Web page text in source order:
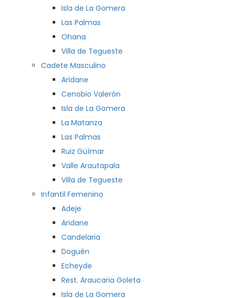
Isla de La Gomera
Las Palmas
Ohana
Villa de Tegueste
Cadete Masculino
Aridane
Cenobio Valerón
Isla de La Gomera
La Matanza
Las Palmas
Ruiz Güímar
Valle Arautapala
Villa de Tegueste
Infantil Femenino
Adeje
Aridane
Candelaria
Doguén
Echeyde
Rest. Araucaria Goleta
Isla de La Gomera